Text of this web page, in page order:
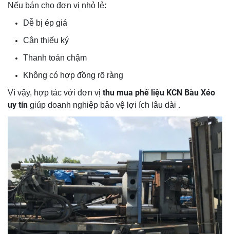
Nếu bán cho đơn vị nhỏ lẻ:
Dễ bị ép giá
Cân thiếu ký
Thanh toán chậm
Không có hợp đồng rõ ràng
Vì vậy, hợp tác với đơn vị thu mua phế liệu KCN Bàu Xéo
uy tín giúp doanh nghiệp bảo vệ lợi ích lâu dài .